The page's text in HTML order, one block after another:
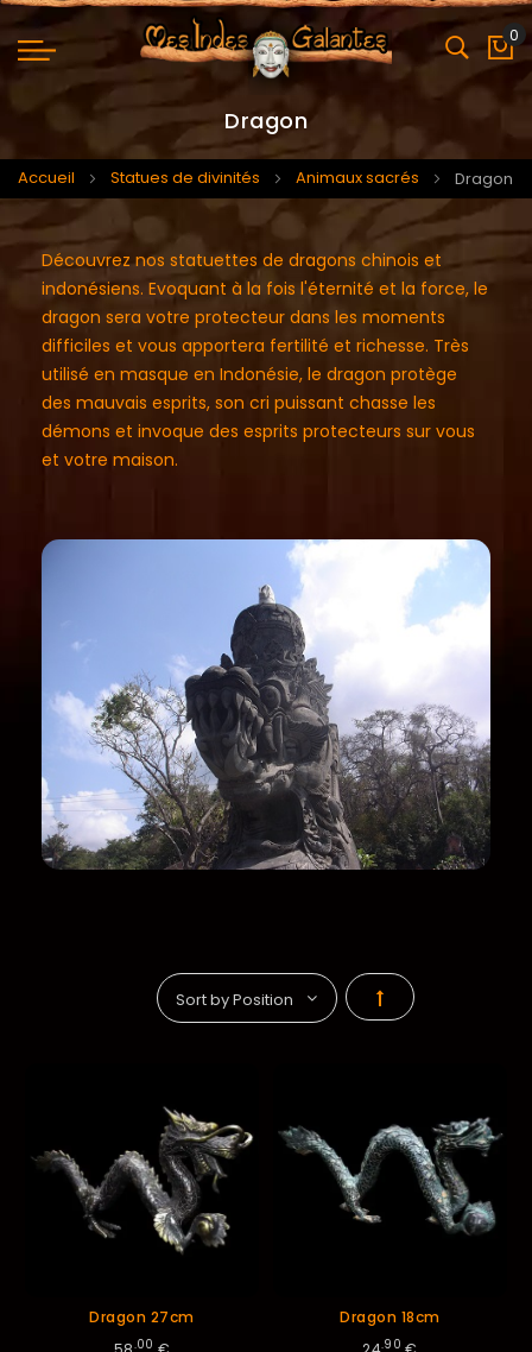
0
Dragon
Accueil Statues de divinités Animaux sacrés Dragon
Découvrez nos statuettes de dragons chinois et
indonésiens. Evoquant à la fois l'éternité et la force, le
dragon sera votre protecteur dans les moments
difficiles et vous apportera fertilité et richesse. Très
utilisé en masque en Indonésie, le dragon protège
des mauvais esprits, son cri puissant chasse les
démons et invoque des esprits protecteurs sur vous
et votre maison.
Par
Dragon 27cm
.00
Dragon 18cm
.90